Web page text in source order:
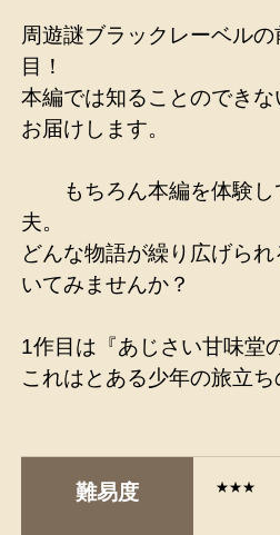
周遊謎ブラックレーベル
目！
本編では知ることのでき
お届けします。
もちろん本編を体験し
夫。
どんな物語が繰り広げら
いてみませんか？
1作目は『あじさい甘味堂
これはとある少年の旅立ち
難易度 ★★★